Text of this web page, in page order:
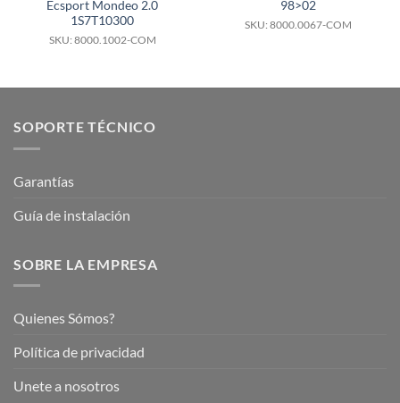
Ecsport Mondeo 2.0
1S7T10300
SKU: 8000.1002-COM
98>02
SKU: 8000.0067-COM
SOPORTE TÉCNICO
Garantías
Guía de instalación
SOBRE LA EMPRESA
Quienes Sómos?
Política de privacidad
Unete a nosotros